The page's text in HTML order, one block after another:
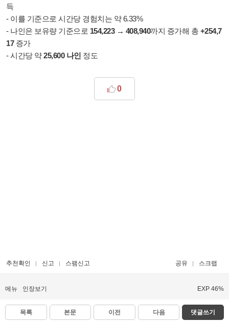
득
- 이를 기준으로 시간당 경험치는 약 6.33%
- 나인은 보유량 기준으로 154,223 → 408,940까지 증가해 총 +254,7
17증가
- 시간당 약25,600 나인 정도
0
추천확인 신고 스팸신고 공유 스크랩
메뉴 인장보기 EXP 46%
목록 본문 이전 다음 댓글쓰기